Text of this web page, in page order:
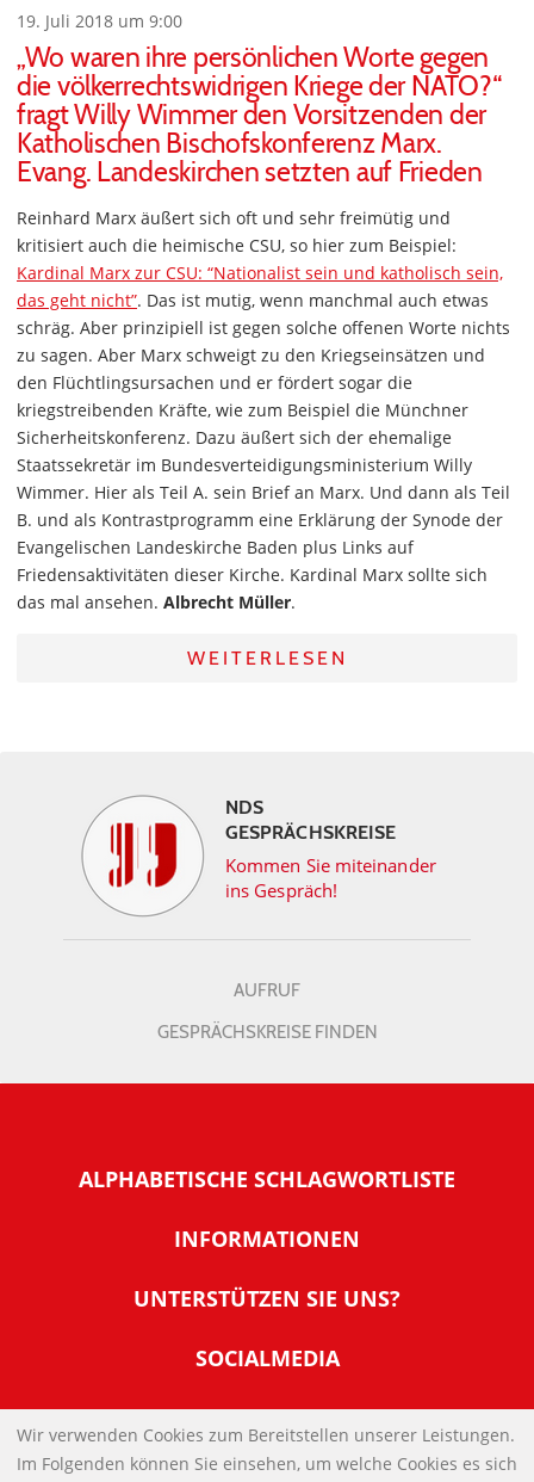
19. Juli 2018 um 9:00
„Wo waren ihre persönlichen Worte gegen
die völkerrechtswidrigen Kriege der NATO?“
fragt Willy Wimmer den Vorsitzenden der
Katholischen Bischofskonferenz Marx.
Evang. Landeskirchen setzten auf Frieden
Reinhard Marx äußert sich oft und sehr freimütig und
kritisiert auch die heimische CSU, so hier zum Beispiel:
Kardinal Marx zur CSU: “Nationalist sein und katholisch sein,
das geht nicht”. Das ist mutig, wenn manchmal auch etwas
schräg. Aber prinzipiell ist gegen solche offenen Worte nichts
zu sagen. Aber Marx schweigt zu den Kriegseinsätzen und
den Flüchtlingsursachen und er fördert sogar die
kriegstreibenden Kräfte, wie zum Beispiel die Münchner
Sicherheitskonferenz. Dazu äußert sich der ehemalige
Staatssekretär im Bundesverteidigungsministerium Willy
Wimmer. Hier als Teil A. sein Brief an Marx. Und dann als Teil
B. und als Kontrastprogramm eine Erklärung der Synode der
Evangelischen Landeskirche Baden plus Links auf
Friedensaktivitäten dieser Kirche. Kardinal Marx sollte sich
das mal ansehen. Albrecht Müller.
WEITERLESEN
NDS
GESPRÄCHSKREISE
Kommen Sie miteinander
ins Gespräch!
AUFRUF
GESPRÄCHSKREISE FINDEN
ALPHABETISCHE SCHLAGWORTLISTE
INFORMATIONEN
Warum NachDenkSeiten
Tipps zur Nutzung der NachDenkSeiten
Banner und E-Mail-Signaturen
Links
UNTERSTÜTZEN SIE UNS?
Werden Sie Fördermitglied
Spenden Sie Online
SOCIALMEDIA
IMPRESSUM
Wir verwenden Cookies zum Bereitstellen unserer Leistungen.
Im Folgenden können Sie einsehen, um welche Cookies es sich